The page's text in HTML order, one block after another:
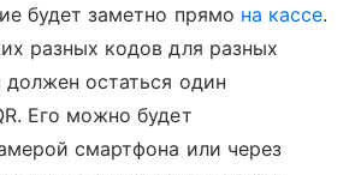
будет заметно прямо на кассе.
разных кодов для разных
остаться один
Его можно будет
смартфона или через